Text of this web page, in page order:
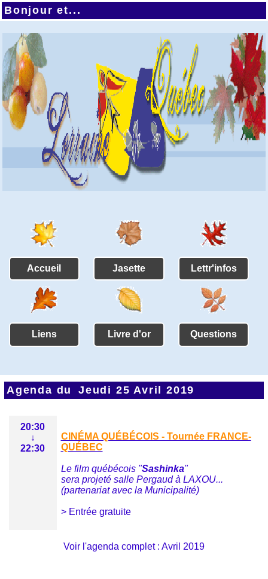
Bonjour et...
Accueil Jasette Lettr'infos
Liens Livre d'or Questions
Agenda du Jeudi 25 Avril 2019
20:30
↓
22:30
CINÉMA QUÉBÉCOIS - Tournée FRANCE-
QUÉBEC
Le film québécois "Sashinka"
sera projeté salle Pergaud à LAXOU...
(partenariat avec la Municipalité)
> Entrée gratuite
Voir l'agenda complet : Avril 2019